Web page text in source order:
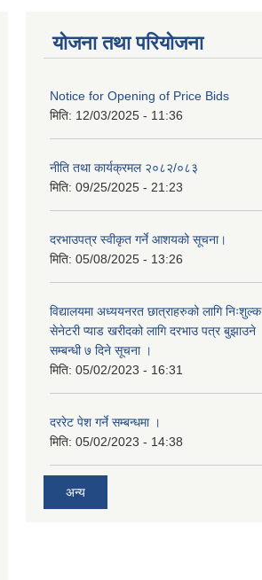
योजना तथा परियोजना
Notice for Opening of Price Bids
मिति: 12/03/2025 - 11:36
नीति तथा कार्यक्रमल २०८२/०८३
मिति: 09/25/2025 - 21:23
दरभाउपत्र स्वीकृत गर्ने आशयको सूचना।
मिति: 05/08/2025 - 13:26
विद्यालयमा अध्ययनरत छात्राहरुको लागि निःशुल्क
सेनेटरी प्याड खरीदको लागि दरभाउ पत्र बुझाउने
सम्बन्धी ७ दिने सूचना ।
मिति: 05/02/2023 - 16:31
दररेट पेश गर्ने सम्बन्धमा ।
मिति: 05/02/2023 - 14:38
अन्य